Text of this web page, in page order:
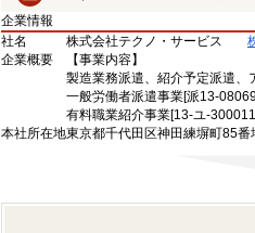
企業情報
社名
株式会社テクノ・サービス
企業概要
【事業内容】
製造業務派遣、紹介予定派遣、
一般労働者派遣事業[派13-
有料職業紹介事業[13-ユ-
本社所在地東京都千代田区神田練塀町85